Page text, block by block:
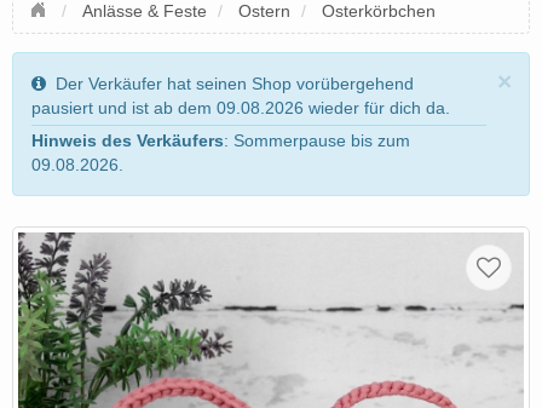
Anlässe & Feste Ostern Osterkörbchen
×
Der Verkäufer hat seinen Shop vorübergehend
pausiert und ist ab dem 09.08.2026 wieder für dich da.
Hinweis des Verkäufers: Sommerpause bis zum
09.08.2026.